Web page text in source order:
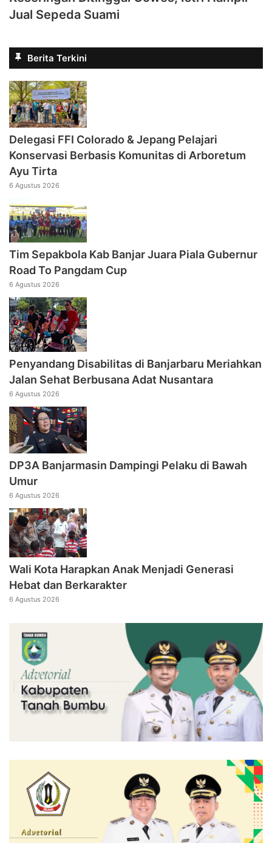
Jual Sepeda Suami
Berita Terkini
Delegasi FFI Colorado & Jepang Pelajari
Konservasi Berbasis Komunitas di Arboretum
Ayu Tirta
6 Agustus 2026
Tim Sepakbola Kab Banjar Juara Piala Gubernur
Road To Pangdam Cup
6 Agustus 2026
Penyandang Disabilitas di Banjarbaru Meriahkan
Jalan Sehat Berbusana Adat Nusantara
6 Agustus 2026
DP3A Banjarmasin Dampingi Pelaku di Bawah
Umur
6 Agustus 2026
Wali Kota Harapkan Anak Menjadi Generasi
Hebat dan Berkarakter
6 Agustus 2026